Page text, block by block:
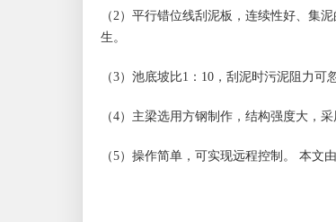
（2）平行错位线刮泥板，连续性好、集
生。
（3）池底坡比1：10，刮泥时污泥阻力可
（4）主梁选用方钢制作，结构强度大，
（5）操作简单，可实现远程控制。 本文